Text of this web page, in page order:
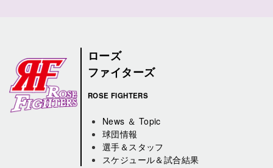
ローズ
ファイターズ
ROSE FIGHTERS
News ＆ Topic
球団情報
選手＆スタッフ
スケジュール＆試合結果